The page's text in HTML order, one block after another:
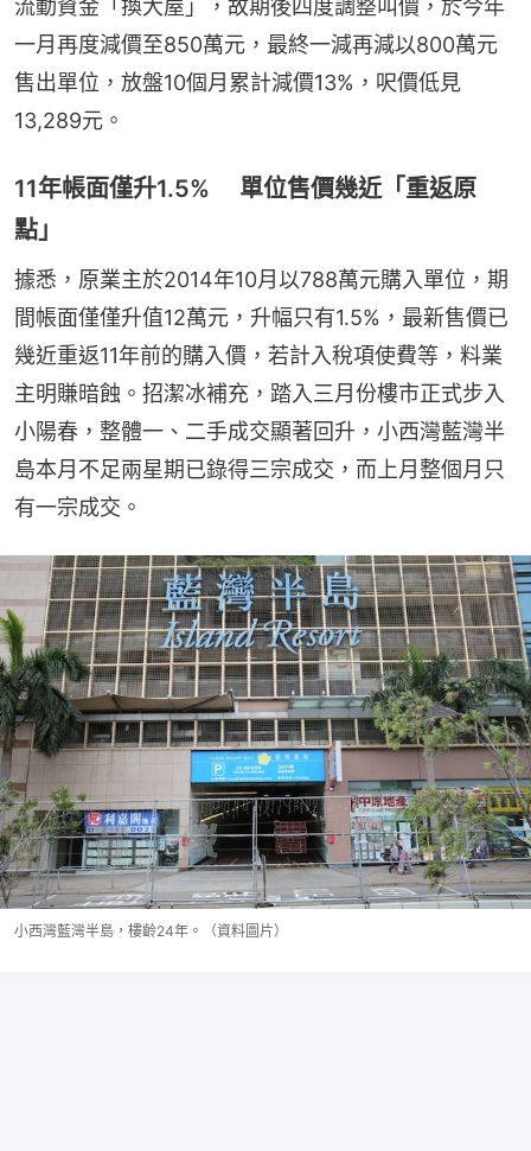
流動資金「換大屋」，故期後四度調整叫價，於今年
一月再度減價至850萬元，最終一減再減以800萬元
售出單位，放盤10個月累計減價13%，呎價低見
13,289元。
11年帳面僅升1.5% 單位售價幾近「重返原
點」
據悉，原業主於2014年10月以788萬元購入單位，期
間帳面僅僅升值12萬元，升幅只有1.5%，最新售價已
幾近重返11年前的購入價，若計入稅項使費等，料業
主明賺暗蝕。招潔冰補充，踏入三月份樓市正式步入
小陽春，整體一、二手成交顯著回升，小西灣藍灣半
島本月不足兩星期已錄得三宗成交，而上月整個月只
有一宗成交。
小西灣藍灣半島，樓齡24年。（資料圖片）